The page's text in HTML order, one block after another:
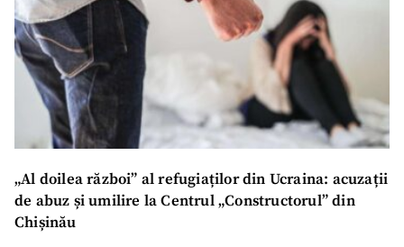
„Al doilea război” al refugiaților din Ucraina: acuzații
de abuz și umilire la Centrul „Constructorul” din
Chișinău